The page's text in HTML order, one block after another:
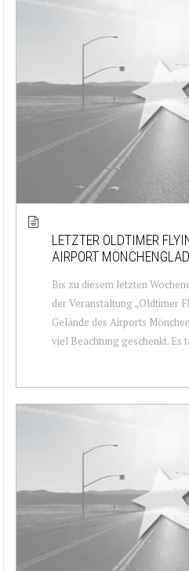
LETZTER OLDTIMER
AIRPORT
Bis zu diesem letzten
der Veranstaltung „Oldtimer
Gelände des Airports
viel Beachtung geschenkt. Es